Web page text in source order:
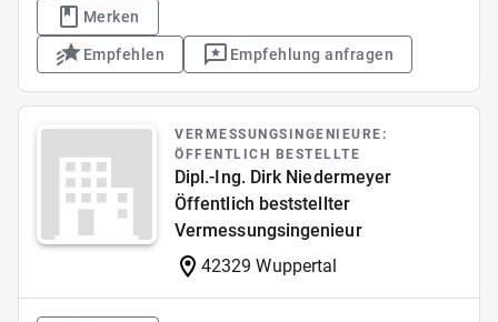
Merken
Empfehlen Empfehlung anfragen
VERMESSUNGSINGENIEURE:
ÖFFENTLICH BESTELLTE
Dipl.-Ing. Dirk Niedermeyer
Öffentlich beststellter
Vermessungsingenieur
42329 Wuppertal